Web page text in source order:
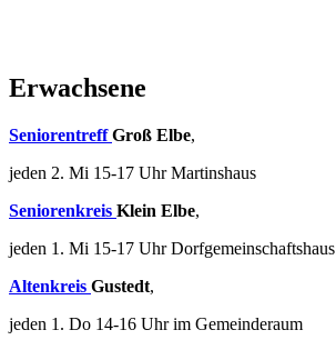
Erwachsene
SeniorentreffGroß Elbe,
jeden 2. Mi 15-17 Uhr Martinshaus
Seniorenkreis Klein Elbe,
jeden 1. Mi 15-17 Uhr Dorfgemeinschaftshaus
Altenkreis Gustedt,
jeden 1. Do 14-16 Uhr im Gemeinderaum